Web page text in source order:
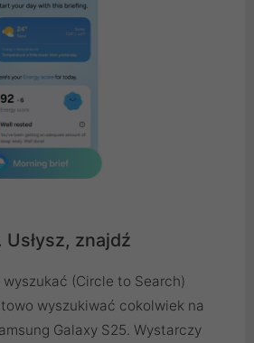
znajdź
(Circle to Search)
wyszukiwać cokolwiek na
Galaxy S25. Wystarczy